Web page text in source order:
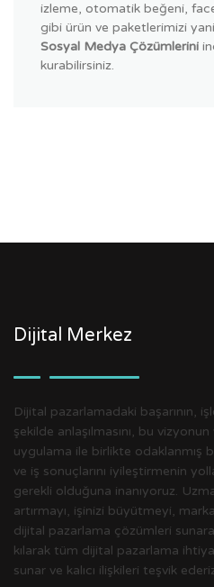
izleme, otomatik beğeni,
gibi ürün ve paketlerimizi
Sosyal Medya Çözümlerini
kurabilirsiniz.
Dijital Merkez
Dijital pazarlamadaki başarının,
şekilde anlaşılmasını, bu
uygulama ile birlikte odaklanmış
ve iş sonuçlarını iyileştirmenin
gerekli olduğuna inanıyoruz.
artırmayı, işinizi büyütmeyi,
dijital pazarlama çözümleri
kılarak tüm dijital pazarlama
sunar ve kalıcı ilişkileri teşvik